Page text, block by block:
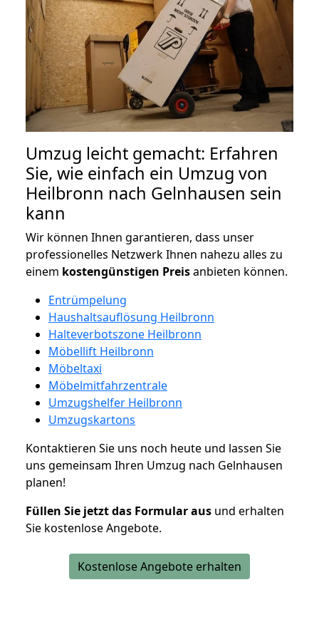
Umzug leicht gemacht: Erfahren
Sie, wie einfach ein Umzug von
Heilbronn nach Gelnhausen sein
kann
Wir können Ihnen garantieren, dass unser
professionelles Netzwerk Ihnen nahezu alles zu
einem kostengünstigen Preisanbieten können.
Entrümpelung
Haushaltsauflösung Heilbronn
Halteverbotszone Heilbronn
Möbellift Heilbronn
Möbeltaxi
Möbelmitfahrzentrale
Umzugshelfer Heilbronn
Umzugskartons
Kontaktieren Sie uns noch heute und lassen Sie
uns gemeinsam Ihren Umzug nach Gelnhausen
planen!
Füllen Sie jetzt das Formular aus und erhalten
Sie kostenlose Angebote.
Kostenlose Angebote erhalten